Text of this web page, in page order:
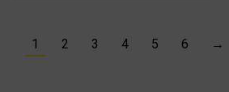
1 2 3 4 5 6 →